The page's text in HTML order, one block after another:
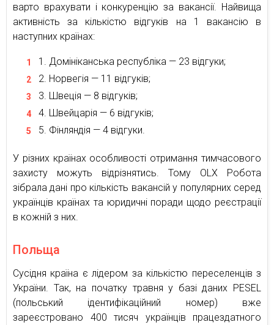
варто врахувати і конкуренцію за вакансії. Найвища
активність за кількістю відгуків на 1 вакансію в
наступних країнах:
Домініканська республіка — 23 відгуки;
Норвегія — 11 відгуків;
Швеція — 8 відгуків;
Швейцарія — 6 відгуків;
Фінляндія — 4 відгуки.
У різних країнах особливості отримання тимчасового
захисту можуть відрізнятись. Тому OLX Робота
зібрала дані про кількість вакансій у популярних серед
українців країнах та юридичні поради щодо реєстрації
в кожній з них.
Польща
Сусідня країна є лідером за кількістю переселенців з
України. Так, на початку травня у базі даних PESEL
(польський ідентифікаційний номер) вже
зареєстровано 400 тисяч українців працездатного